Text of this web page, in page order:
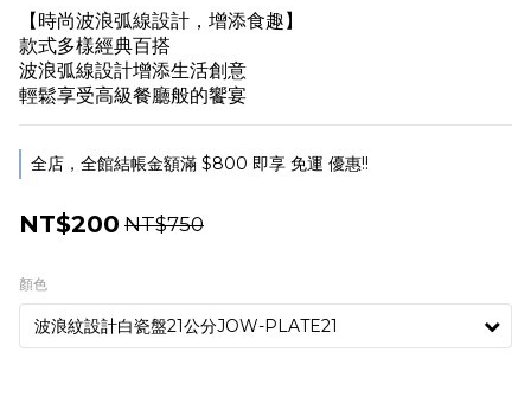
【時尚波浪弧線設計，增添食趣】
款式多樣經典百搭
波浪弧線設計增添生活創意
輕鬆享受高級餐廳般的饗宴
全店，全館結帳金額滿 $800 即享 免運 優惠!!
NT$200 NT$750
顏色